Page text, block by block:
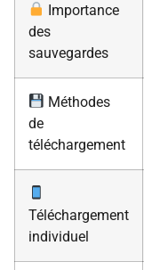
Importance
des
sauvegardes
Méthodes
de
téléchargement
Téléchargement
individuel